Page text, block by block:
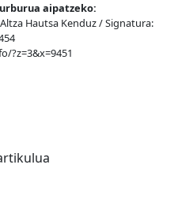
aipatzeko:
Hautsa Kenduz / Signatura:
?z=3&x=9451